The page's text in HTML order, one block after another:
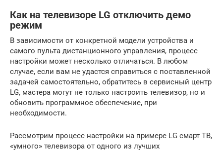
Как на телевизоре LG отключить демо
режим
В зависимости от конкретной модели устройства и
самого пульта дистанционного управления, процесс
настройки может несколько отличаться. В любом
случае, если вам не удастся справиться с поставленной
задачей самостоятельно, обратитесь в сервисный центр
LG, мастера могут не только настроить телевизор, но и
обновить программное обеспечение, при
необходимости.
Рассмотрим процесс настройки на примере LG смарт ТВ,
«умного» телевизора от одного из лучших